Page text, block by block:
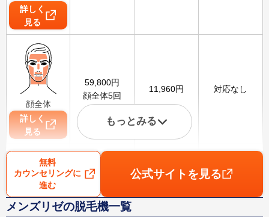
詳しく
見る
顔全体
詳しく
見る
59,800円
顔全体5回
11,960円 対応なし
VIO
99,800
VIO5回
19,960円 3,100円
もっとみる
無料
カウンセリングに
進む
公式サイトを見る
メンズリゼの脱毛機一覧